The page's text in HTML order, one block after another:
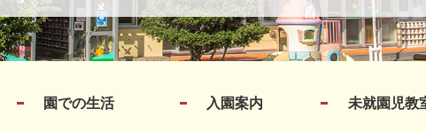
園での生活 入園案内 未就園児教